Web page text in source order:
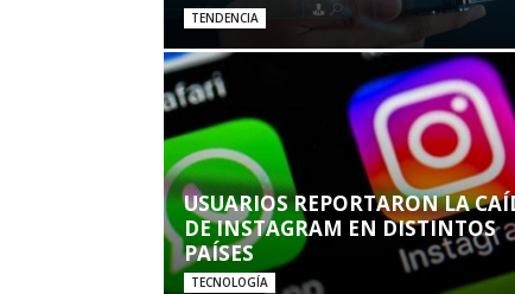
TENDENCIA
USUARIOS REPORTARON LA
DE INSTAGRAM EN DISTINTOS
PAÍSES
TECNOLOGÍA